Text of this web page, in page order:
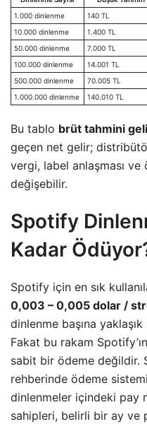
1.000 dinlenme
140 TL
10.000 dinlenme
1.400 TL
50.000 dinlenme
7.000 TL
100.000 dinlenme
14.001 TL
500.000 dinlenme
70.005 TL
1.000.000 dinlenme
140.010 TL
Bu tablo brüt tahmini
geçen net gelir;
vergi, label anlaşması
değişebilir.
Spotify
Kadar
Spotify için en sık
0,003 – 0,005 dolar /
dinlenme başına yaklaşık
Fakat bu rakam
sabit bir ödeme değildir.
rehberinde ödeme
dinlenmeler içindeki pay
sahipleri, belirli bir ay ve